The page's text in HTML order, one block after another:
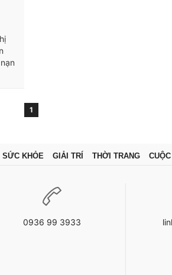
1
SỨC KHỎE GIẢI TRÍ THỜI TRANG
0936 99 3933